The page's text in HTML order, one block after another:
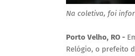
Na coletiva, foi
Porto Velho, RO -
Relógio, o prefeito